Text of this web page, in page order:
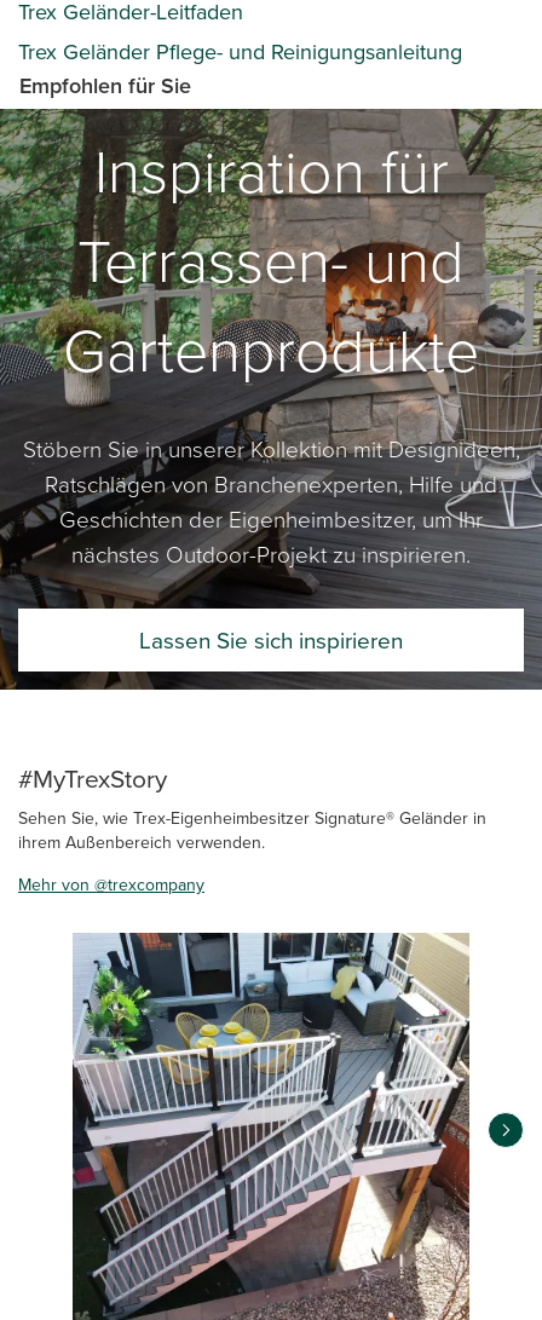
Trex Geländer-Leitfaden
Trex Geländer Pflege- und Reinigungsanleitung
Empfohlen für Sie
Inspiration für
Terrassen- und
Gartenprodukte
Stöbern Sie in unserer Kollektion mit Designideen,
Ratschlägen von Branchenexperten, Hilfe und
Geschichten der Eigenheimbesitzer, um Ihr
nächstes Outdoor-Projekt zu inspirieren.
Lassen Sie sich inspirieren
#MyTrexStory
Sehen Sie, wie Trex-Eigenheimbesitzer Signature® Geländer in
ihrem Außenbereich verwenden.
Mehr von @trexcompany
Media Carousel
Carousel with product photos. Use the previous and next